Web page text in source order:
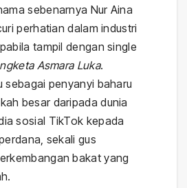
sebenarnya Nur Aina
perhatian dalam industri
tampil dengan single
Asmara Luka.
sebagai penyanyi baharu
besar daripada dunia
sosial TikTok kepada
sekali gus
bakat yang